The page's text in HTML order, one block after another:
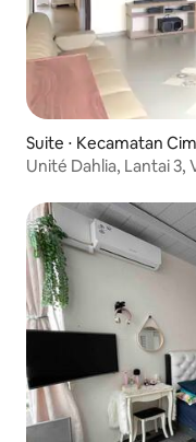
Suite ⋅ Kecamatan
Unité Dahlia, Lantai 3,